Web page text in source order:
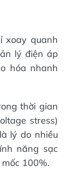
xoay quanh
lý điện áp
hóa nhanh
thời gian
stress)
lý do nhiều
năng sạc
100%.